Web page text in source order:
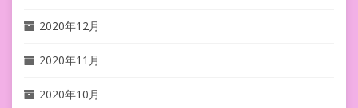
2020年12月
2020年11月
2020年10月